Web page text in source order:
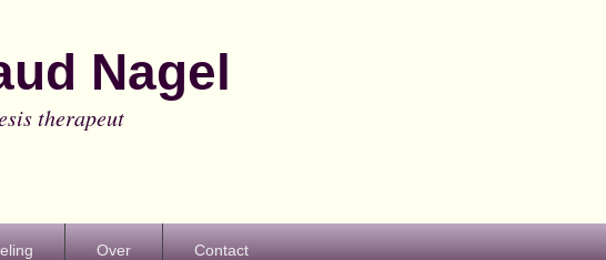
Nagel
therapeut
Over Contact